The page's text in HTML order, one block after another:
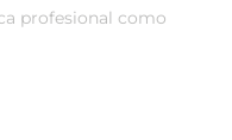
profesional como